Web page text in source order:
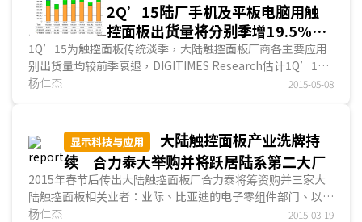
2Q’15陆厂手机及平板电脑用触
控面板出货量将分别季增19.5%、
12.7%
1Q’15为触控面板传统淡季，大陆触控面板厂商各主要应用
别出货量均较前季衰退，DIGITIMES Research估计1Q’15
大陆手机、平板电脑及NB用触控面板出货量季衰退幅度分别
杨仁杰 2015-05-08
显示科技与应用
大陆触控面板产业洗牌持
续 合力泰大举购并将跃居陆系第二大厂
2015年春节后传出大陆触控面板厂合力泰将筹资购并三家大
陆触控面板相关业者：业际、比亚迪的电子零组件部门、以及
平波，由于这几家业者与合力泰目前事业皆可达成互补，
杨仁杰 2015-03-19